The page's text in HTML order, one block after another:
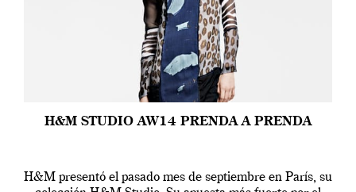
H&M STUDIO AW14 PRENDA A PRENDA
H&M presentó el pasado mes de septiembre en París, su